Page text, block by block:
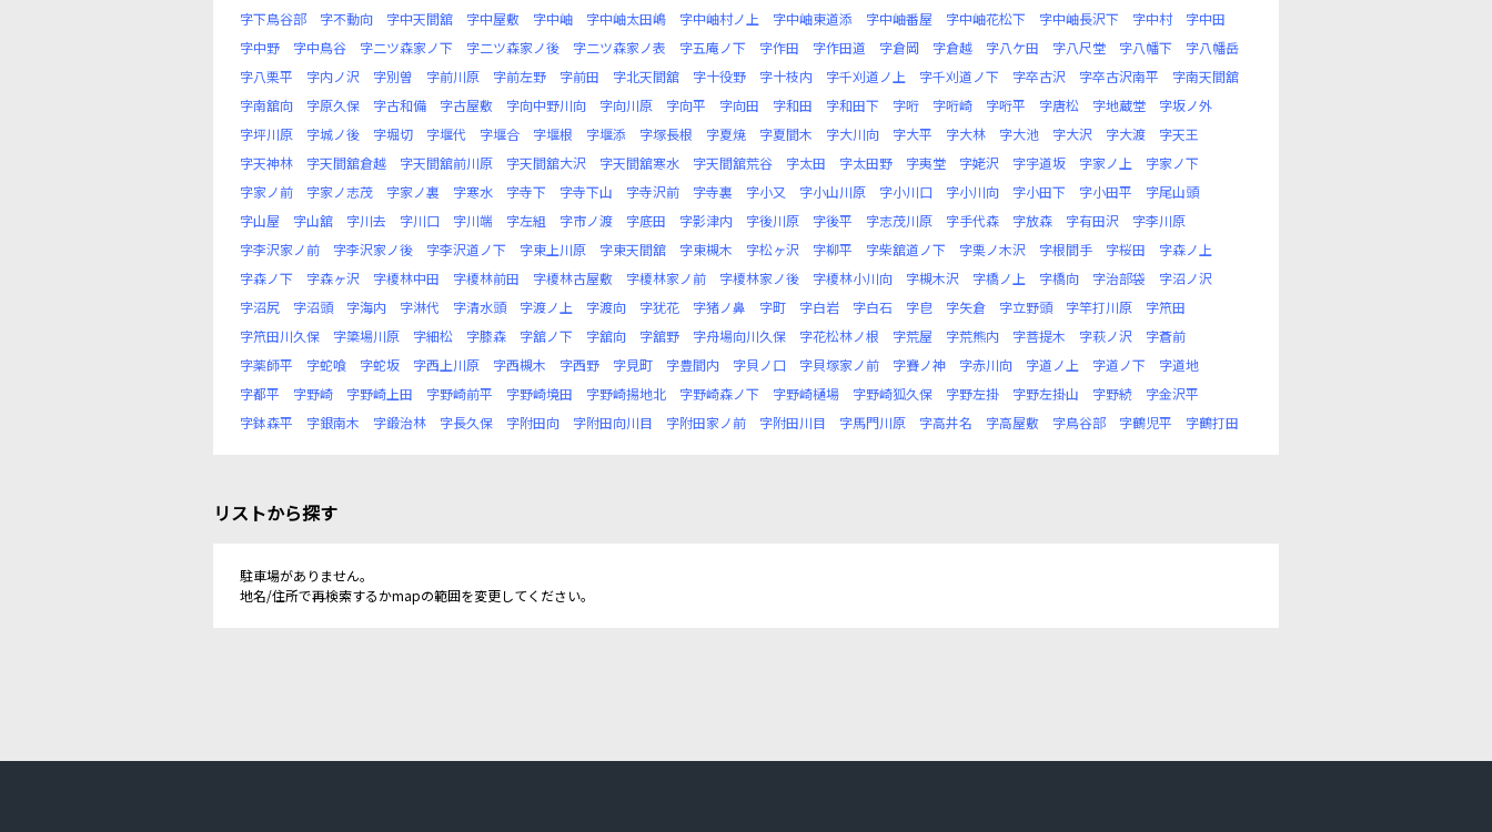
字下鳥谷部
字不動向 字中天間舘 字中屋敷 字中岫 字中岫太田嶋 字中岫村ノ上 字中岫東道添 字中岫番屋 字中岫花松下 字中岫長沢下 字中村
字中田
字中野
字中鳥谷 字二ツ森家ノ下 字二ツ森家ノ後 字二ツ森家ノ表 字五庵ノ下 字作田 字作田道 字倉岡 字倉越 字八ケ田 字八尺堂 字八幡下
字八幡岳
字八栗平
字内ノ沢 字別曽 字前川原 字前左野 字前田 字北天間舘 字十役野 字十枝内 字千刈道ノ上 字千刈道ノ下 字卒古沢 字卒古沢南平
字南天間舘
字南舘向
字原久保 字古和備 字古屋敷 字向中野川向 字向川原 字向平 字向田 字和田 字和田下 字哘 字哘崎 字哘平 字唐松 字地蔵堂
字坂ノ外
字坪川原
字城ノ後 字堀切 字堰代 字堰合 字堰根 字堰添 字塚長根 字夏焼 字夏間木 字大川向 字大平 字大林 字大池 字大沢 字大渡
字天王
字天神林
字天間舘倉越 字天間舘前川原 字天間舘大沢 字天間舘寒水 字天間舘荒谷 字太田 字太田野 字夷堂 字姥沢 字宇道坂 字家ノ上
字家ノ下
字家ノ前
字家ノ志茂 字家ノ裏 字寒水 字寺下 字寺下山 字寺沢前 字寺裏 字小又 字小山川原 字小川口 字小川向 字小田下 字小田平
字尾山頭
字山屋
字山舘 字川去 字川口 字川端 字左組 字市ノ渡 字底田 字影津内 字後川原 字後平 字志茂川原 字手代森 字放森 字有田沢
字李川原
字李沢家ノ前
字李沢家ノ後 字李沢道ノ下 字東上川原 字東天間舘 字東槻木 字松ヶ沢 字柳平 字柴舘道ノ下 字栗ノ木沢 字根間手 字桜田
字森ノ上
字森ノ下
字森ヶ沢 字榎林中田 字榎林前田 字榎林古屋敷 字榎林家ノ前 字榎林家ノ後 字榎林小川向 字槻木沢 字橋ノ上 字橋向 字治部袋
字沼ノ沢
字沼尻
字沼頭 字海内 字淋代 字清水頭 字渡ノ上 字渡向 字犹花 字猪ノ鼻 字町 字白岩 字白石 字皀 字矢倉 字立野頭 字竿打川原
字笊田
字笊田川久保
字簗場川原 字細松 字膝森 字舘ノ下 字舘向 字舘野 字舟場向川久保 字花松林ノ根 字荒屋 字荒熊内 字菩提木 字萩ノ沢
字蒼前
字薬師平
字蛇喰 字蛇坂 字西上川原 字西槻木 字西野 字見町 字豊間内 字貝ノ口 字貝塚家ノ前 字賽ノ神 字赤川向 字道ノ上 字道ノ下
字道地
字都平
字野崎 字野崎上田 字野崎前平 字野崎境田 字野崎揚地北 字野崎森ノ下 字野崎樋場 字野崎狐久保 字野左掛 字野左掛山 字野続
字金沢平
字鉢森平
字銀南木 字鍛治林 字長久保 字附田向 字附田向川目 字附田家ノ前 字附田川目 字馬門川原 字高井名 字高屋敷 字鳥谷部 字鶴児平 字鶴打田
リストから探す
駐車場がありません。
地名/住所で再検索するかmapの範囲を変更してください。